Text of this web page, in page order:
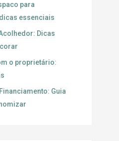
para
essenciais
Dicas
o proprietário:
Guia